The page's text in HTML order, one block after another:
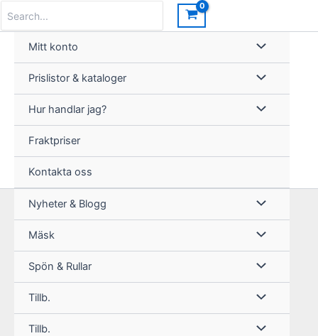
innehåll
for:
Mitt konto
Prislistor & kataloger
Hur handlar jag?
Fraktpriser
Kontakta oss
Nyheter & Blogg
Mäsk
Spön & Rullar
Tillb.
Tillb.